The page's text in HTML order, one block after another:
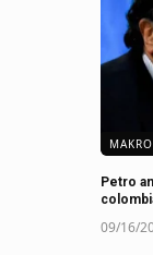
Petro
09/16/